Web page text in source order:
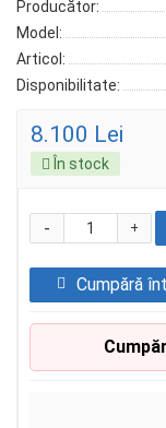
Producător:
Model:
Articol:
Disponibilitate:
8.100 Lei
În stock
+
-
Cumpără